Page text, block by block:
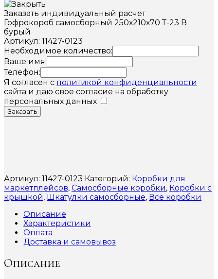
Заказать индивидуальный расчет
Гофрокороб самосборный 250х210х70 Т-23 В
бурый
Артикул: 11427-0123
Необходимое количество:
Ваше имя:
Телефон:
Я согласен с политикой конфиденциальности
сайта и даю свое согласие на обработку
персональных данных
Заказать
Артикул: 11427-0123 Категорий: Коробки для
маркетплейсов, Самосборные коробки, Коробки с
крышкой, Шкатулки самосборные, Все коробки
Описание
Характеристики
Оплата
Доставка и самовывоз
Описание